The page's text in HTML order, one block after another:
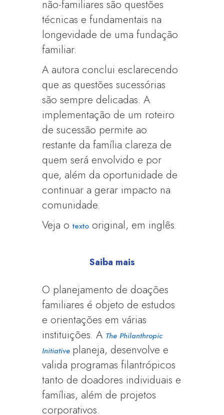
não-familiares são questões
técnicas e fundamentais na
longevidade de uma fundação
familiar.
A autora conclui esclarecendo
que as questões sucessórias
são sempre delicadas. A
implementação de um roteiro
de sucessão permite ao
restante da família clareza de
quem será envolvido e por
que, além da oportunidade de
continuar a gerar impacto na
comunidade.
Veja otexto original, em inglês.
Saiba mais
O planejamento de doações
familiares é objeto de estudos
e orientações em várias
instituições. A The Philanthropic
Initiative planeja, desenvolve e
valida programas filantrópicos
tanto de doadores individuais e
famílias, além de projetos
corporativos.